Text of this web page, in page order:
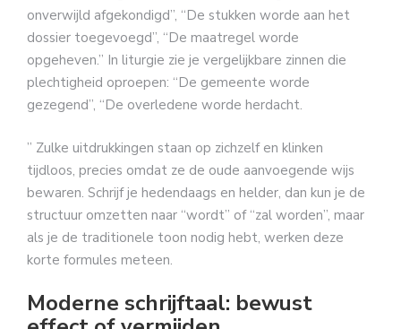
onverwijld afgekondigd”, “De stukken worde aan het
dossier toegevoegd”, “De maatregel worde
opgeheven.” In liturgie zie je vergelijkbare zinnen die
plechtigheid oproepen: “De gemeente worde
gezegend”, “De overledene worde herdacht.
” Zulke uitdrukkingen staan op zichzelf en klinken
tijdloos, precies omdat ze de oude aanvoegende wijs
bewaren. Schrijf je hedendaags en helder, dan kun je de
structuur omzetten naar “wordt” of “zal worden”, maar
als je de traditionele toon nodig hebt, werken deze
korte formules meteen.
Moderne schrijftaal: bewust